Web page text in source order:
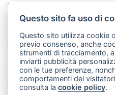
Telefono:
mail:
La redazione
MerateOnline
Made by VIP
Privacy policy
Cookie
Rivedi le tue scelte sui
Questo sito fa uso di
Questo sito utilizza cookie
previo consenso, anche
strumenti di tracciamento,
inviarti pubblicità
con le tue preferenze,
comportamenti dei
consulta lacookie policy.